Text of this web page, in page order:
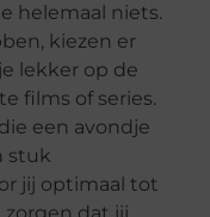
helemaal niets.
kiezen er
lekker op de
films of series.
een avondje
stuk
jij optimaal tot